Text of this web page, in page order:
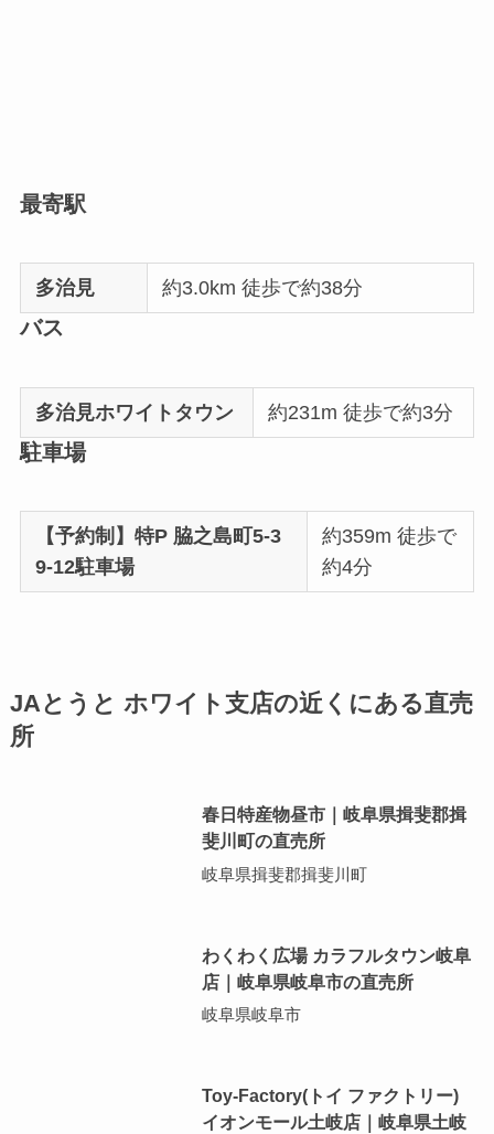
最寄駅
多治見 約3.0km 徒歩で約38分
バス
多治見ホワイトタウン 約231m 徒歩で約3分
駐車場
【予約制】特P 脇之島町5-3
9-12駐車場
約359m 徒歩で
約4分
JAとうと ホワイト支店の近くにある直売
所
春日特産物昼市｜岐阜県揖斐郡揖
斐川町の直売所
岐阜県揖斐郡揖斐川町
わくわく広場 カラフルタウン岐阜
店｜岐阜県岐阜市の直売所
岐阜県岐阜市
Toy-Factory(トイ ファクトリー)
イオンモール土岐店｜岐阜県土岐